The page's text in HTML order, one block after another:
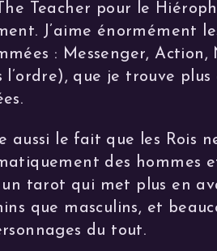
Teacher pour le
J’aime énormément
: Messenger,
l’ordre), que je trouve
aussi le fait que les Rois
des hommes
un tarot qui met plus en
que masculins, et
du tout.